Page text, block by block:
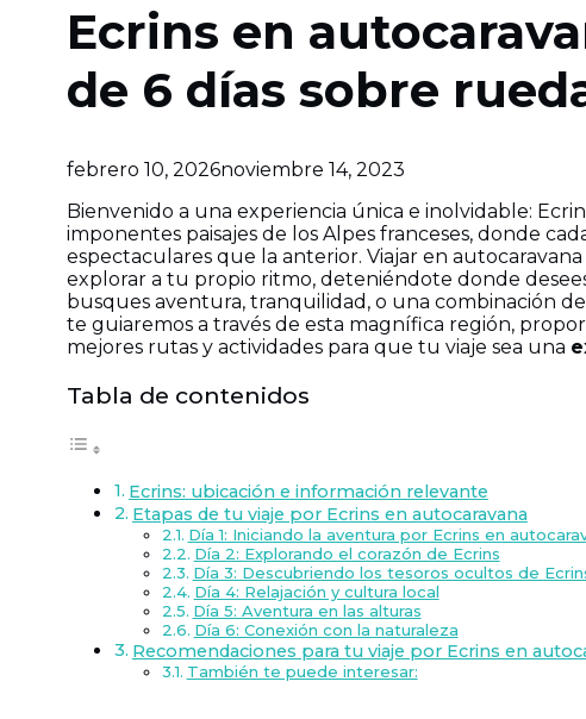
Ecrins en
de 6 días sobre
febrero 10, 2026noviembre 14, 2023
Bienvenido a una experiencia única e inolvidable:
imponentes paisajes de los Alpes franceses, donde
espectaculares que la anterior. Viajar en
explorar a tu propio ritmo, deteniéndote donde
busques aventura, tranquilidad, o una combinación de
te guiaremos a través de esta magnífica región,
mejores rutas y actividades para que tu viaje sea una
Tabla de contenidos
Ecrins: ubicación e información relevante
Etapas de tu viaje por Ecrins en autocaravana
Día 1: Iniciando la aventura por Ecrins en
Día 2: Explorando el corazón de Ecrins
Día 3: Descubriendo los tesoros ocultos de
Día 4: Relajación y cultura local
Día 5: Aventura en las alturas
Día 6: Conexión con la naturaleza
Recomendaciones para tu viaje por Ecrins en
También te puede interesar: